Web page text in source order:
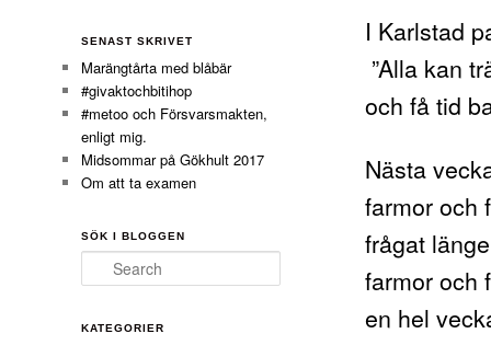
I Karlstad
”Alla kan
och få tid
Nästa
farmor och
frågat
farmor och
en hel
SENAST SKRIVET
Marängtårta med blåbär
#givaktochbitihop
#metoo och Försvarsmakten,
enligt mig.
Midsommar på Gökhult 2017
Om att ta examen
SÖK I BLOGGEN
Search
KATEGORIER